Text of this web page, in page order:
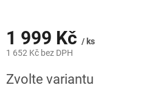
1 999 Kč / ks
1 652 Kč bez DPH
cena:
Zvolte variantu